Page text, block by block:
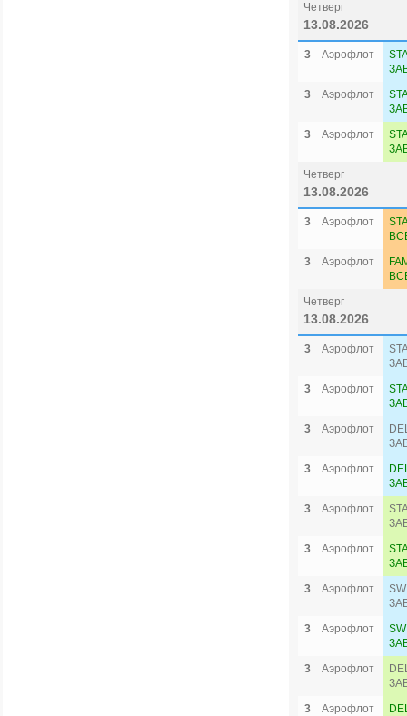
Четверг
13.08.2026
3 Аэрофлот
3
Аэрофлот
3
Аэрофлот
Четверг
13.08.2026
3 Аэрофлот
3
Аэрофлот
Четверг
13.08.2026
3 Аэрофлот
3
Аэрофлот
3
Аэрофлот
3
Аэрофлот
3
Аэрофлот
3
Аэрофлот
3
Аэрофлот
3
Аэрофлот
3
Аэрофлот
3
Аэрофлот